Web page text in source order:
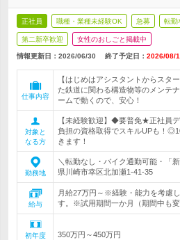
正社員 職種・業種未経験OK 急募 転勤
第二新卒歓迎 女性のおしごと掲載中
情報更新日：2026/06/30 終了予定日： 2026/08/
仕事内容
【はじめはアシスタントからスタ
た鉄道に関わる構造物等のメンテ
ームで動くので、安心！
対象と
なる方
【未経験歓迎】◆要普免★正社員
負担の資格取得でスキルUPも！
きます！
勤務地
＼転勤なし・バイク通勤可能・「
県川崎市幸区北加瀬1-41-35
給与
月給27万円～※経験・能力を考慮
す。※試用期間一か月（期間中も
初年度
350万円～450万円